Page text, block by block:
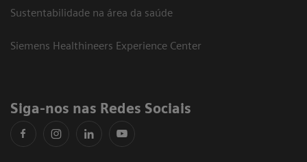
Sustentabilidade na área da saúde
Siemens Healthineers Experience Center
Siga-nos nas Redes Sociais